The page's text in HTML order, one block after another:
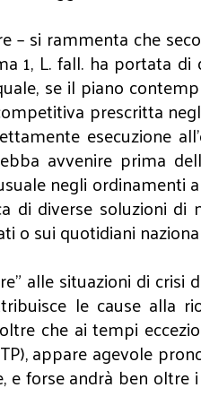
rammenta che
1, L. fall. ha portata
se il piano
prescritta
esecuzione
avvenire prima
negli ordinamenti
diverse soluzioni
sui quotidiani
alle situazioni di crisi
le cause alla
che ai tempi
appare agevole
forse andrà ben